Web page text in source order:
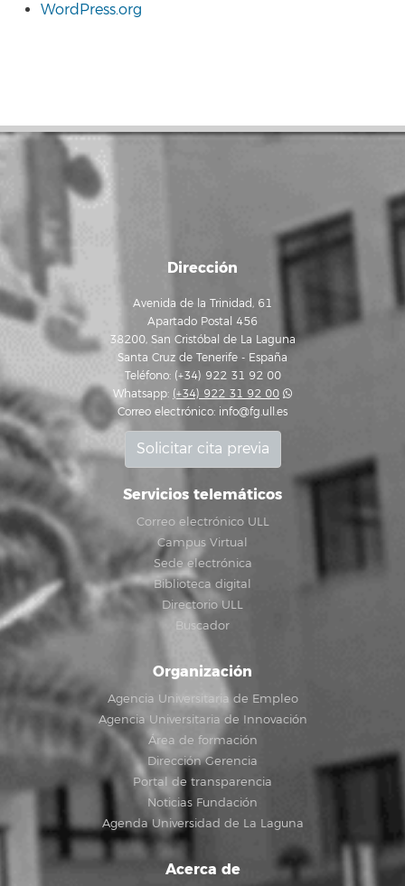
WordPress.org
Dirección
Avenida de la Trinidad, 61
Apartado Postal 456
38200, San Cristóbal de La Laguna
Santa Cruz de Tenerife - España
Teléfono: (+34) 922 31 92 00
Whatsapp: (+34) 922 31 92 00
Correo electrónico: info@fg.ull.es
Solicitar cita previa
Servicios telemáticos
Correo electrónico ULL
Campus Virtual
Sede electrónica
Biblioteca digital
Directorio ULL
Buscador
Organización
Agencia Universitaria de Empleo
Agencia Universitaria de Innovación
Área de formación
Dirección Gerencia
Portal de transparencia
Noticias Fundación
Agenda Universidad de La Laguna
Acerca de